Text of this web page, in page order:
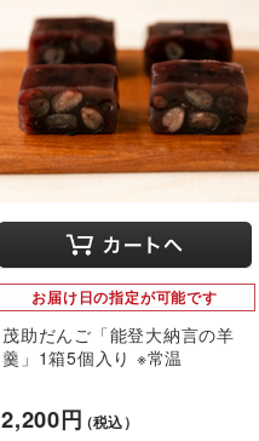
お届け日の指定が可能です
茂助だんご「能登大納言の羊
羹」1箱5個入り ※常温
2,200円（税込）